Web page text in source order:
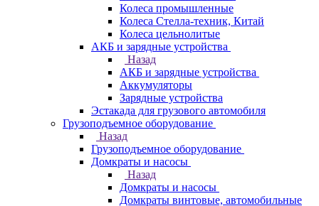
Колеса промышленные
Колеса Стелла-техник, Китай
Колеса цельнолитые
АКБ и зарядные устройства
Назад
АКБ и зарядные устройства
Аккумуляторы
Зарядные устройства
Эстакада для грузового автомобиля
Грузоподъемное оборудование
Назад
Грузоподъемное оборудование
Домкраты и насосы
Назад
Домкраты и насосы
Домкраты винтовые, автомобильные